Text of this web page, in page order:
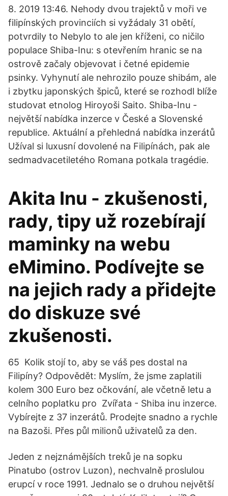
8. 2019 13:46. Nehody dvou trajektů v moři ve
filipínských provinciích si vyžádaly 31 obětí,
potvrdily to Nebylo to ale jen kříženi, co ničilo
populace Shiba-Inu: s otevřením hranic se na
ostrově začaly objevovat i četné epidemie
psinky. Vyhynutí ale nehrozilo pouze shibám, ale
i zbytku japonských špiců, které se rozhodl blíže
studovat etnolog Hiroyoši Saito. Shiba-Inu -
největší nabídka inzerce v České a Slovenské
republice. Aktuální a přehledná nabídka inzerátů
Užíval si luxusní dovolené na Filipínách, pak ale
sedmadvacetiletého Romana potkala tragédie.
Akita Inu - zkušenosti,
rady, tipy už rozebírají
maminky na webu
eMimino. Podívejte se
na jejich rady a přidejte
do diskuze své
zkušenosti.
65 Kolik stojí to, aby se váš pes dostal na
Filipíny? Odpovědět: Myslím, že jsme zaplatili
kolem 300 Euro bez očkování, ale včetně letu a
celního poplatku pro Zvířata - Shiba inu inzerce.
Vybírejte z 37 inzerátů. Prodejte snadno a rychle
na Bazoši. Přes půl milionů uživatelů za den.
Jeden z nejznámějších treků je na sopku
Pinatubo (ostrov Luzon), nechvalně proslulou
erupcí v roce 1991. Jednalo se o druhou největší